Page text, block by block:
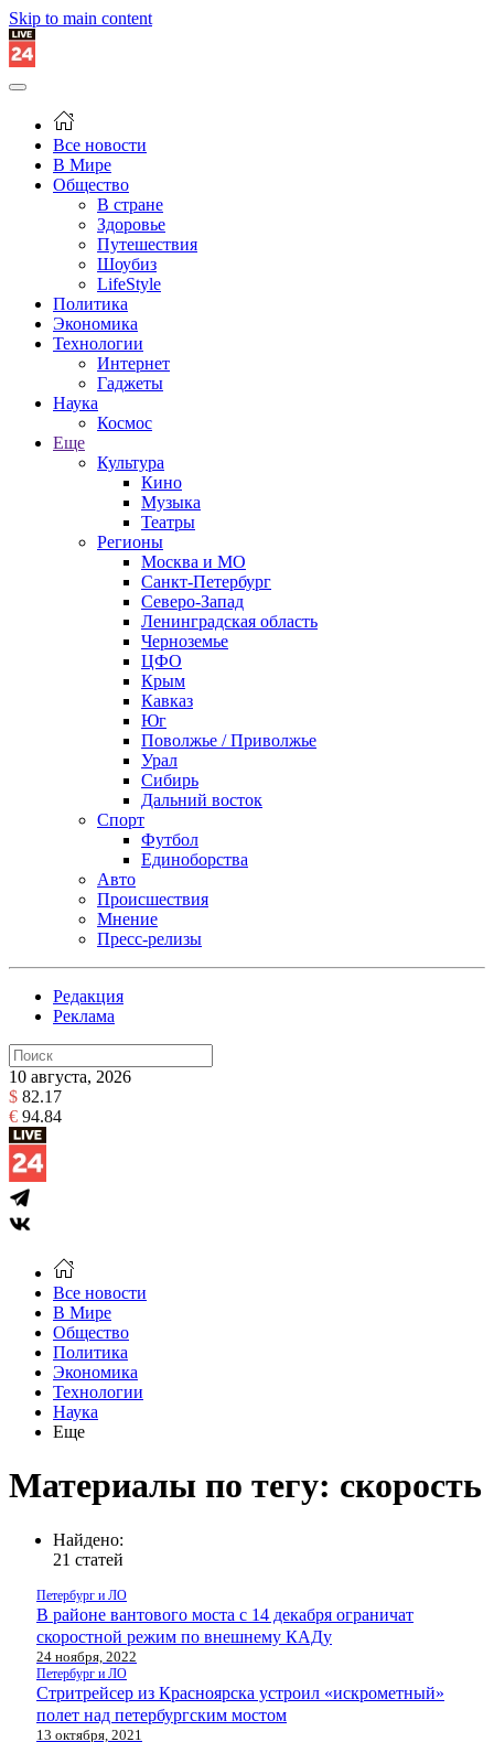
Skip to main content
Все новости
В Мире
Общество
В стране
Здоровье
Путешествия
Шоубиз
LifeStyle
Политика
Экономика
Технологии
Интернет
Гаджеты
Наука
Космос
Еще
Культура
Кино
Музыка
Театры
Регионы
Москва и МО
Санкт-Петербург
Северо-Запад
Ленинградская область
Черноземье
ЦФО
Крым
Кавказ
Юг
Поволжье / Приволжье
Урал
Сибирь
Дальний восток
Спорт
Футбол
Единоборства
Авто
Происшествия
Мнение
Пресс-релизы
Редакция
Реклама
10 августа, 2026
$ 82.17
€ 94.84
Все новости
В Мире
Общество
Политика
Экономика
Технологии
Наука
Еще
Материалы по тегу: скорость
Найдено:
21 статей
Петербург и ЛО
В районе вантового моста с 14 декабря ограничат
скоростной режим по внешнему КАДу
24 ноября, 2022
Петербург и ЛО
Стритрейсер из Красноярска устроил «искрометный»
полет над петербургским мостом
13 октября, 2021